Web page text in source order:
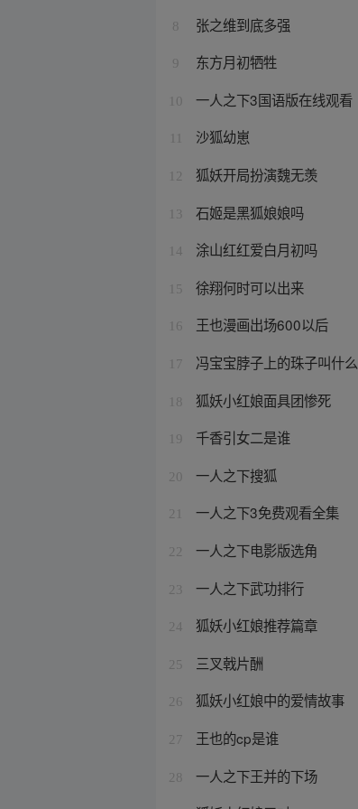
8 张之维到底多强
9 东方月初牺牲
10 一人之下3国语版在线观看
沙狐幼崽
12 狐妖开局扮演魏无羡
13 石姬是黑狐娘娘吗
14 涂山红红爱白月初吗
15 徐翔何时可以出来
16 王也漫画出场600以后
17 冯宝宝脖子上的珠子叫什么
18 狐妖小红娘面具团惨死
19 千香引女二是谁
20 一人之下搜狐
21 一人之下3免费观看全集
22 一人之下电影版选角
23 一人之下武功排行
24 狐妖小红娘推荐篇章
25 三叉戟片酬
26 狐妖小红娘中的爱情故事
27 王也的cp是谁
28 一人之下王并的下场